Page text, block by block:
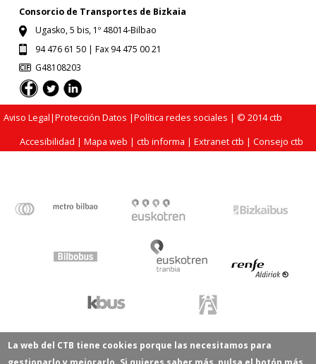
Consorcio de Transportes de Bizkaia
Ugasko, 5 bis, 1º 48014-Bilbao
94 476 61 50 | Fax 94 475 00 21
G48108203
Aviso Legal|Protección Datos |Política redes sociales | © 2014 ctb
Accesibilidad |Mapa web |ctb informa |Extranet ctb |Consejo ctb
La web del CTB tiene cookies porque las necesitamos para